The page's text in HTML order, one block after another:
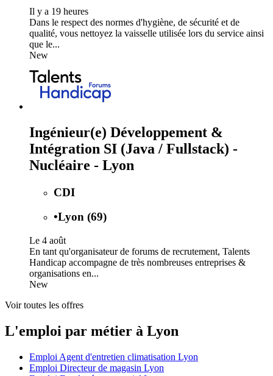
Il y a 19 heures
Dans le respect des normes d'hygiène, de sécurité et de
qualité, vous nettoyez la vaisselle utilisée lors du service ainsi
que le...
New
Ingénieur(e) Développement &
Intégration SI (Java / Fullstack) -
Nucléaire - Lyon
CDI
•Lyon (69)
Le 4 août
En tant qu'organisateur de forums de recrutement, Talents
Handicap accompagne de très nombreuses entreprises &
organisations en...
New
Voir toutes les offres
L'emploi par métier à Lyon
Emploi Agent d'entretien climatisation Lyon
Emploi Directeur de magasin Lyon